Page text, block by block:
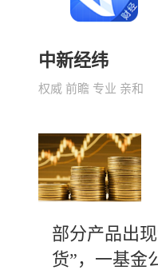
中新经纬
权威 前瞻 专业 亲和
部分产品出
货”，一基金